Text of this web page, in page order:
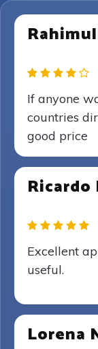
If anyone
countries
good price
Ricardo
Excellent
useful.
Lorena